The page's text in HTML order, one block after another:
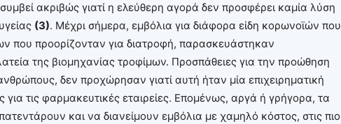
ακριβώς γιατί η ελεύθερη αγορά δεν προσφέρει καμία λύση
(3). Μέχρι σήμερα, εμβόλια για διάφορα είδη κορωνοϊών που
που προορίζονταν για διατροφή, παρασκευάστηκαν
της βιομηχανίας τροφίμων. Προσπάθειες για την προώθηση
δεν προχώρησαν γιατί αυτή ήταν μία επιχειρηματική
τις φαρμακευτικές εταιρείες. Επομένως, αργά ή γρήγορα, τα
και να διανείμουν εμβόλια με χαμηλό κόστος, στις πιο